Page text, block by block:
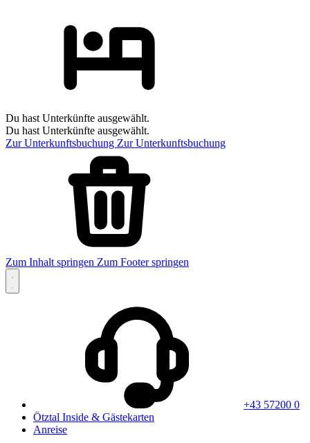
Du hast Unterkünfte ausgewählt.
Du hast Unterkünfte ausgewählt.
Zur Unterkunftsbuchung Zur Unterkunftsbuchung
Zum Inhalt springen Zum Footer springen
+43 57200 0
Ötztal Inside & Gästekarten
Anreise